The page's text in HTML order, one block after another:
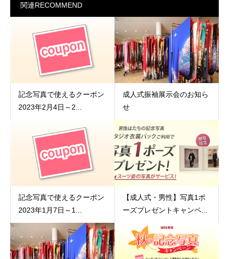
関連RECOMMEND
記念写真で使えるクーポン
2023年2月4日～2...
成人式振袖展示会のお知ら
せ
記念写真で使えるクーポン
2023年1月7日～1...
【成人式・男性】写真1ポ
ーズプレゼントキャンペ...